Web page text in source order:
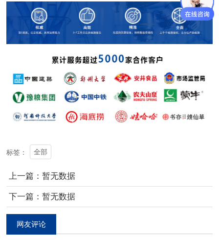
标签： 全部
上一篇：暂无数据
下一篇：暂无数据
网友评论